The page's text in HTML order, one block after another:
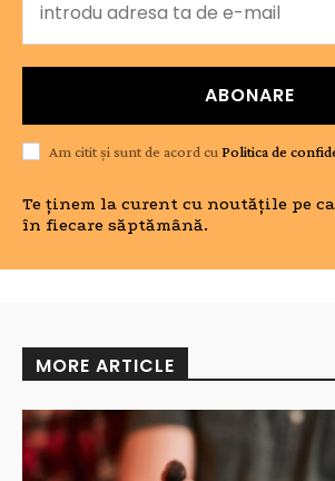
ABONARE
Am citit și sunt de acord cu Politica de
Te ținem la curent cu noutățile pe
în fiecare săptămână.
MORE ARTICLE